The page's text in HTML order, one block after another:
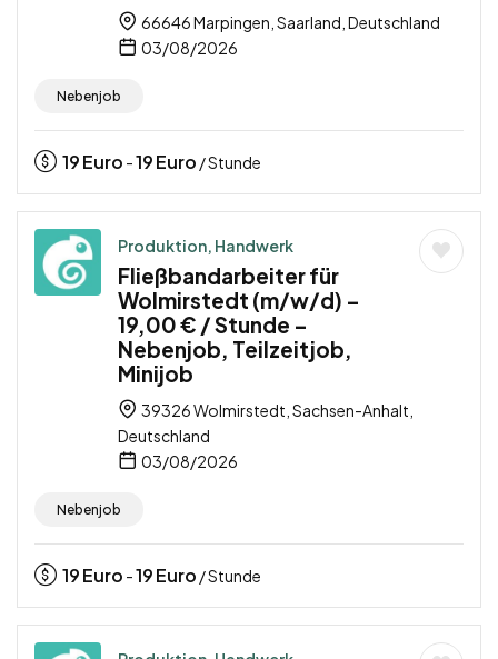
66646 Marpingen, Saarland, Deutschland
03/08/2026
Nebenjob
19Euro -19Euro / Stunde
Produktion, Handwerk
Fließbandarbeiter für
Wolmirstedt (m/w/d) –
19,00 € / Stunde –
Nebenjob, Teilzeitjob,
Minijob
39326 Wolmirstedt, Sachsen-Anhalt,
Deutschland
03/08/2026
Nebenjob
19Euro -19Euro / Stunde